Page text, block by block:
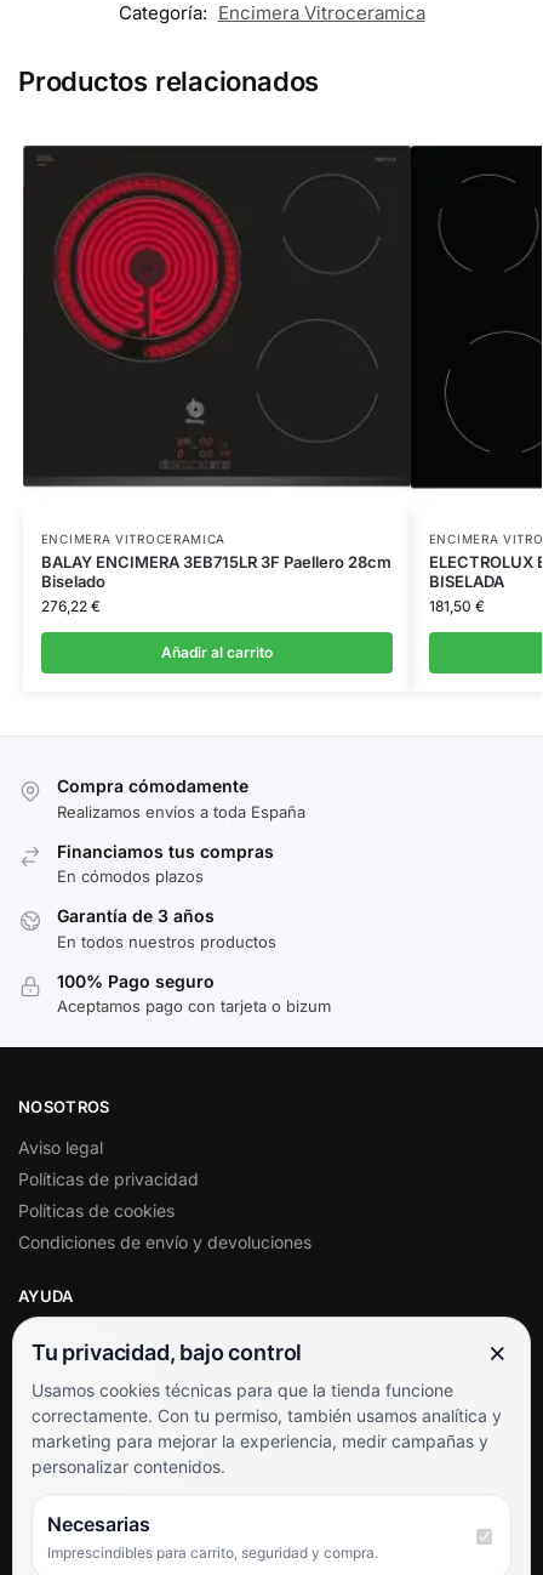
Categoría: Encimera Vitroceramica
Productos relacionados
ENCIMERA VITROCERAMICA
BALAY ENCIMERA 3EB715LR 3F Paellero 28cm
Biselado
276,22 €
Añadir al carrito
ENCIMERA
ELECTROLUX
BISELADA
181,50 €
Compra cómodamente
Realizamos envíos a toda España
Financiamos tus compras
En cómodos plazos
Garantía de 3 años
En todos nuestros productos
100% Pago seguro
Aceptamos pago con tarjeta o bizum
NOSOTROS
Aviso legal
Políticas de privacidad
Políticas de cookies
Condiciones de envío y devoluciones
AYUDA
Soporte al cliente
Contacto
Términos y condiciones
Preguntas frecuentes
SÍGUENOS
Facebook
Tu privacidad, bajo control ×
Usamos cookies técnicas para que la tienda funcione
correctamente. Con tu permiso, también usamos analítica y
marketing para mejorar la experiencia, medir campañas y
personalizar contenidos.
Necesarias
Imprescindibles para carrito, seguridad y compra.